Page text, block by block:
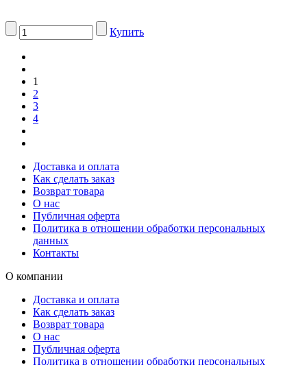
Купить
1
2
3
4
Доставка и оплата
Как сделать заказ
Возврат товара
О нас
Публичная оферта
Политика в отношении обработки персональных
данных
Контакты
О компании
Доставка и оплата
Как сделать заказ
Возврат товара
О нас
Публичная оферта
Политика в отношении обработки персональных